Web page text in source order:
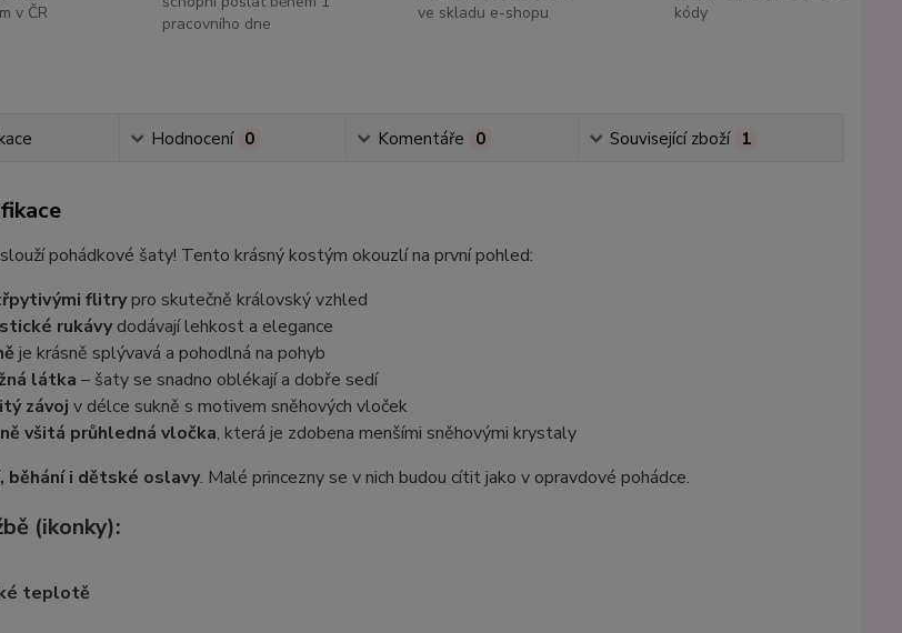
v ČR
pracovního dne
ve skladu e-shopu
kódy
Hodnocení 0 Komentáře 0 Související zboží 1
pohádkové šaty! Tento krásný kostým okouzlí na první pohled:
flitrypro skutečně královský vzhled
rukávydodávají lehkost a elegance
je krásně splývavá a pohodlná na pohyb
látka – šaty se snadno oblékají a dobře sedí
závoj v délce sukně s motivem sněhových vloček
všitá průhledná vločka, která je zdobena menšími sněhovými krystaly
běhání i dětské oslavy. Malé princezny se v nich budou cítit jako v opravdové pohádce.
(ikonky):
teplotě